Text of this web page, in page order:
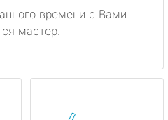
времени с Вами
мастер.